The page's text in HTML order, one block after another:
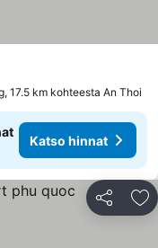
17.5 km kohteesta An Thoi
Katso hinnat
Jaa